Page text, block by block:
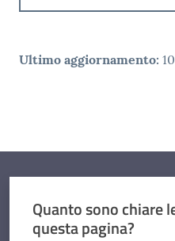
Ultimo aggiornamento:
Quanto sono chiare
questa pagina?